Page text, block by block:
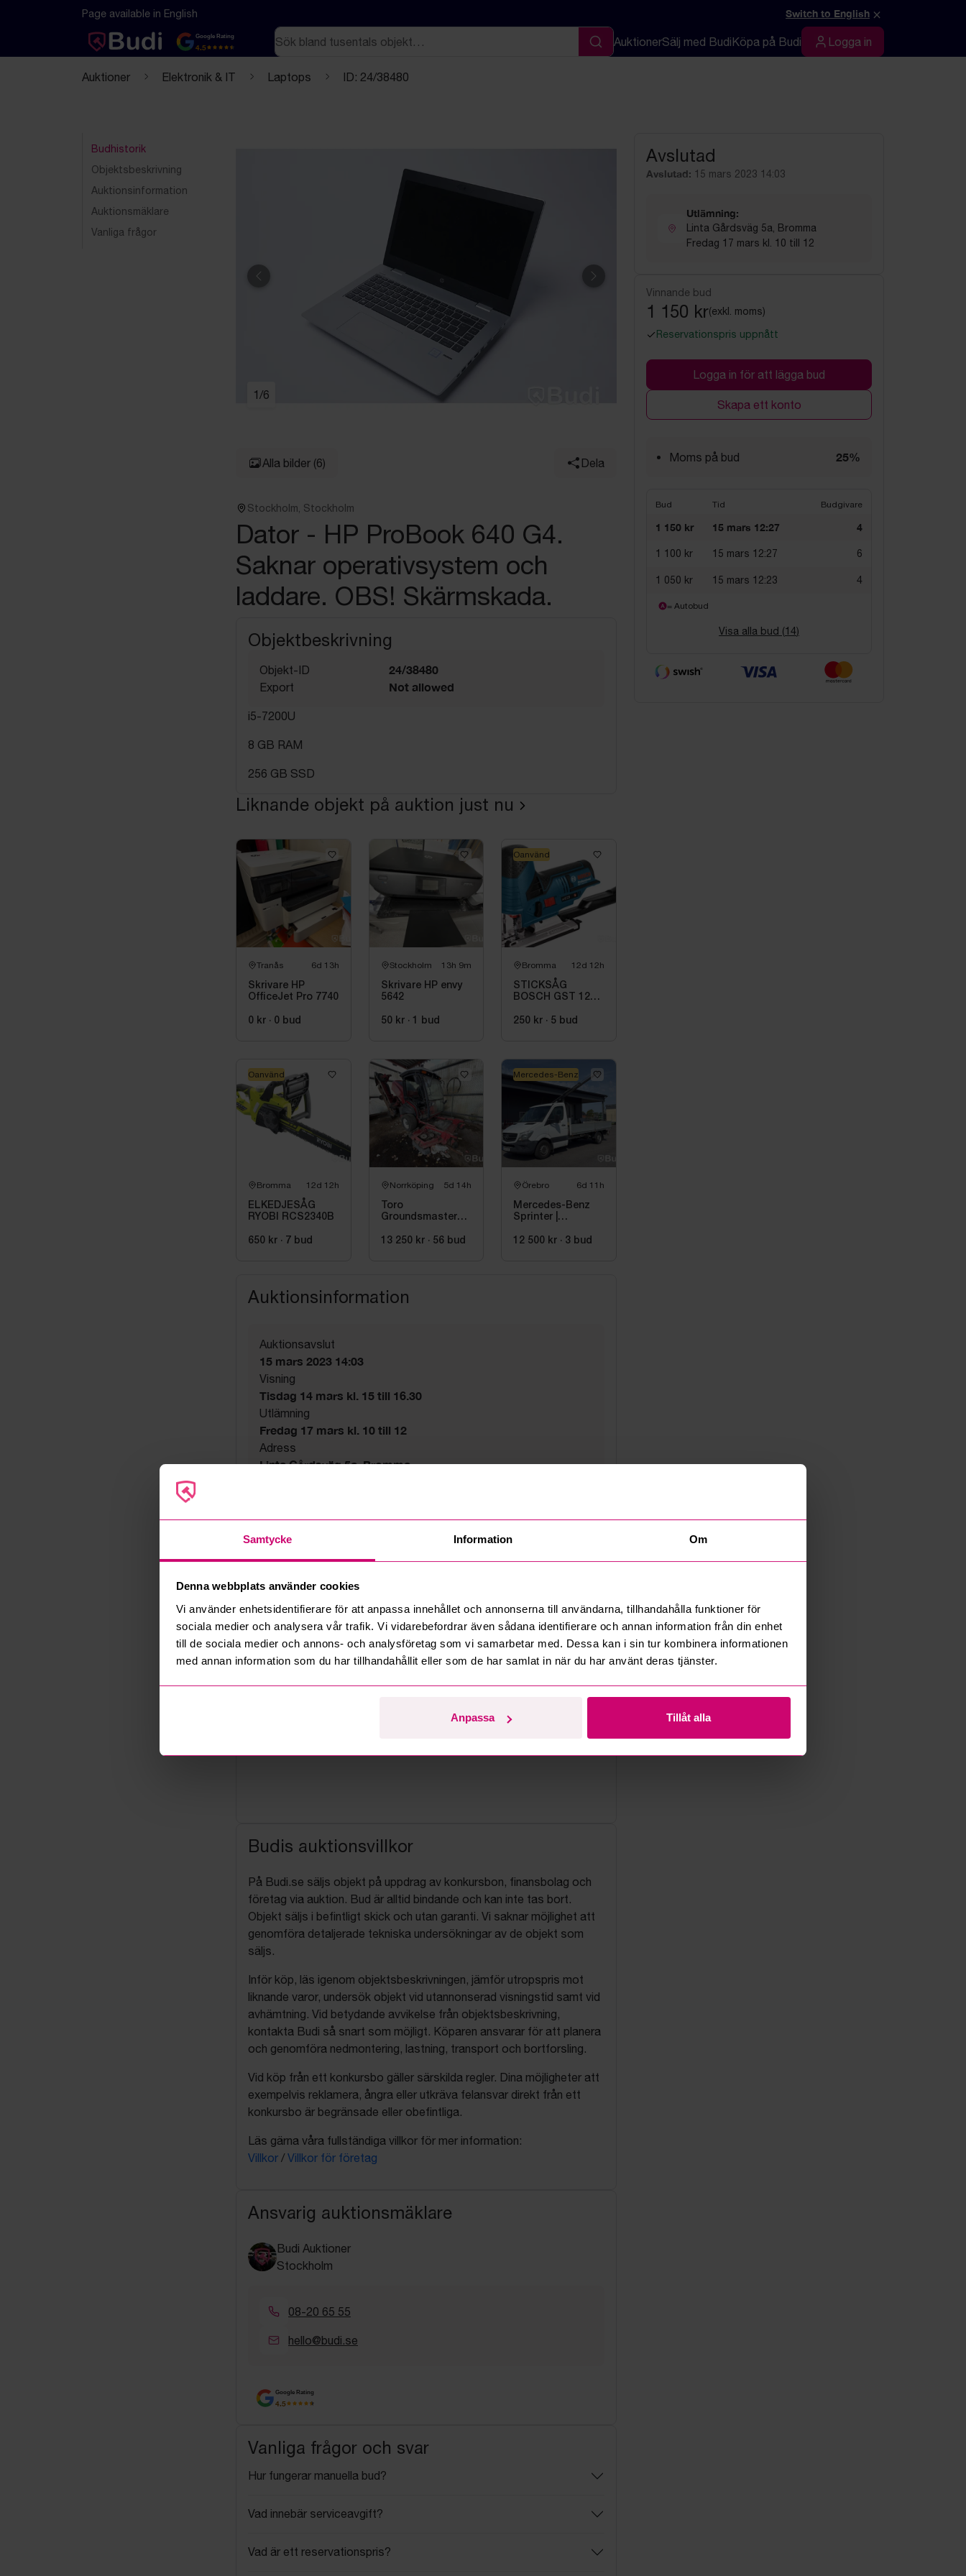
Samtycke Information Om
Denna webbplats använder cookies
Vi använder enhetsidentifierare för att anpassa innehållet och annonserna till användarna, tillhandahålla funktioner för
sociala medier och analysera vår trafik. Vi vidarebefordrar även sådana identifierare och annan information från din enhet
till de sociala medier och annons- och analysföretag som vi samarbetar med. Dessa kan i sin tur kombinera informationen
med annan information som du har tillhandahållit eller som de har samlat in när du har använt deras tjänster.
Anpassa Tillåt alla
Hoppa till innehåll
Textbaserad (markdown) version av denna sida
Page available in English Switch to English ×
Google Rating
4.5
Sök
Sök
AuktionerSälj med BudiKöpa på Budi Logga in
Logga in
Auktioner Elektronik & IT Laptops ID: 24/38480
Budhistorik
Objektsbeskrivning
Auktionsinformation
Auktionsmäklare
Vanliga frågor
Föregående Nästa
1 /6
Alla bilder (6) Dela
Stockholm, Stockholm
Dator - HP ProBook 640 G4.
Saknar operativsystem och
laddare. OBS! Skärmskada.
Objektbeskrivning
Objekt-ID 24/38480
Export Not allowed
i5-7200U
8 GB RAM
256 GB SSD
Liknande objekt på auktion just nu
Tranås 6d 13h
Skrivare HP
OfficeJet Pro 7740
0 kr · 0 bud
Stockholm 13h 9m
Skrivare HP envy
5642
50 kr · 1 bud
Bromma 12d 12h
STICKSÅG
BOSCH GST 12V-
OCH LADDARE
250 kr · 5 bud
Oanvänd
Bromma 12d 12h
ELKEDJESÅG
RYOBI RCS2340B
650 kr · 7 bud
Oanvänd
Norrköping 5d 14h
Toro
Groundsmaster
13 250 kr · 56 bud
Örebro 6d 11h
Mercedes-Benz
Sprinter |
Hiab 013T | 2015
12 500 kr · 3 bud
Mercedes-Benz
Auktionsinformation
Auktionsavslut
15 mars 2023 14:03
Visning
Tisdag 14 mars kl. 15 till 16.30
Utlämning
Fredag 17 mars kl. 10 till 12
Adress
Linta Gårdsväg 5a, Bromma
Utsatta hålltider gäller.
Budis auktionsvillkor
På Budi.se säljs objekt på uppdrag av konkursbon, finansbolag och
företag via auktion. Bud är alltid bindande och kan inte tas bort.
Objekt säljs i befintligt skick och utan garanti. Vi saknar möjlighet att
genomföra detaljerade tekniska undersökningar av de objekt som
säljs.
Inför köp, läs igenom objektsbeskrivningen, jämför utropspris mot
liknande varor, undersök objekt vid utannonserad visningstid samt vid
avhämtning. Vid betydande avvikelse från objektsbeskrivning,
kontakta Budi så snart som möjligt. Köparen ansvarar för att planera
och genomföra nedmontering, lastning, transport och bortforsling.
Vid köp från ett konkursbo gäller särskilda regler. Dina möjligheter att
exempelvis reklamera, ångra eller utkräva felansvar direkt från ett
konkursbo är begränsade eller obefintliga.
Läs gärna våra fullständiga villkor för mer information:
Villkor / Villkor för företag
Ansvarig auktionsmäklare
Budi Auktioner
Stockholm
08-20 65 55
hello@budi.se
Google Rating
4.5
Vanliga frågor och svar
Hur fungerar manuella bud?
Vad innebär serviceavgift?
Vad är ett reservationspris?
Avslutad
Avslutad: 15 mars 2023 14:03
Utlämning:
Linta Gårdsväg 5a, Bromma
Fredag 17 mars kl. 10 till 12
Vinnande bud
1 150 kr(exkl. moms)
Reservationspris uppnått
Logga in för att lägga bud
Skapa ett konto
Moms på bud 25%
Bud Tid Budgivare
1 150 kr 15 mars 12:27 4
1 100 kr 15 mars 12:27 6
1 050 kr 15 mars 12:23 4
= Autobud
Visa alla bud (14)